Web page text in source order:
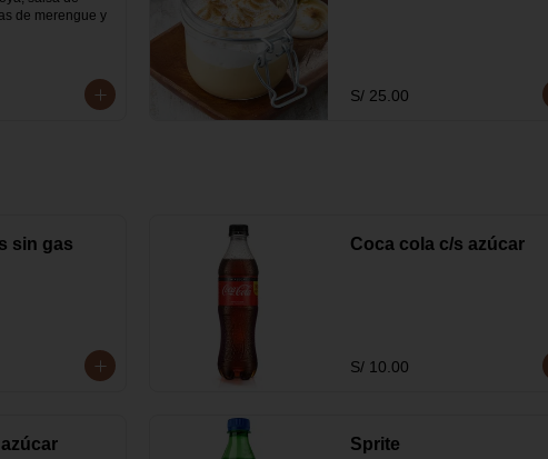
de merengue y
S/ 25.00
sin gas Coca cola c/s azúcar
S/ 10.00
Sprite